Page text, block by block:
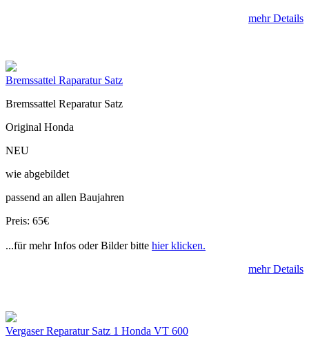
mehr Details
Bremssattel Raparatur Satz
Bremssattel Reparatur Satz
Original Honda
NEU
wie abgebildet
passend an allen Baujahren
Preis: 65€
...für mehr Infos oder Bilder bitte hier klicken.
mehr Details
Vergaser Reparatur Satz 1 Honda VT 600